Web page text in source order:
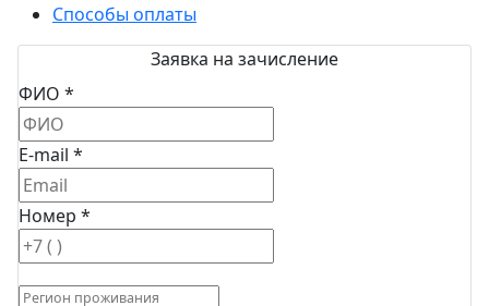
Способы оплаты
Заявка на зачисление
ФИО *
E-mail *
Номер *